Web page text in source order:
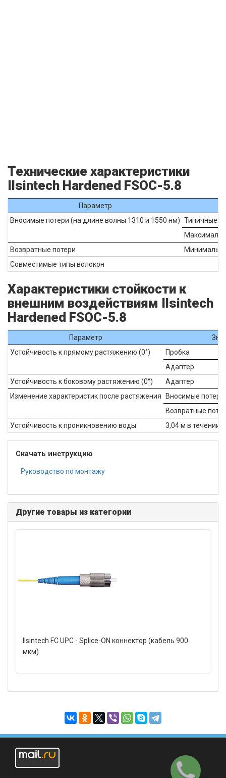
Технические характеристики
Ilsintech Hardened FSOC-5.8
Параметр
Вносимые потери (на длине волны 1310 и 1550 нм) Типичные
Возвратные потери
Совместимые типы волокон
Характеристики стойкости к
внешним воздействиям Ilsintech
Hardened FSOC-5.8
Параметр
Устойчивость к прямому растяжению (0°)
Пробка
Адаптер
Устойчивость к боковому растяжению (0°)
Адаптер
Изменение характеристик после растяжения
Вносимые потери
Возвратные
Устойчивость к проникновению воды
3,04 м в течении
Скачать инструкцию
Руководство по монтажу
Другие товары из категории
Ilsintech FC UPC - Splice-ON коннектор (кабель 900
мкм)
Заказать
звонок